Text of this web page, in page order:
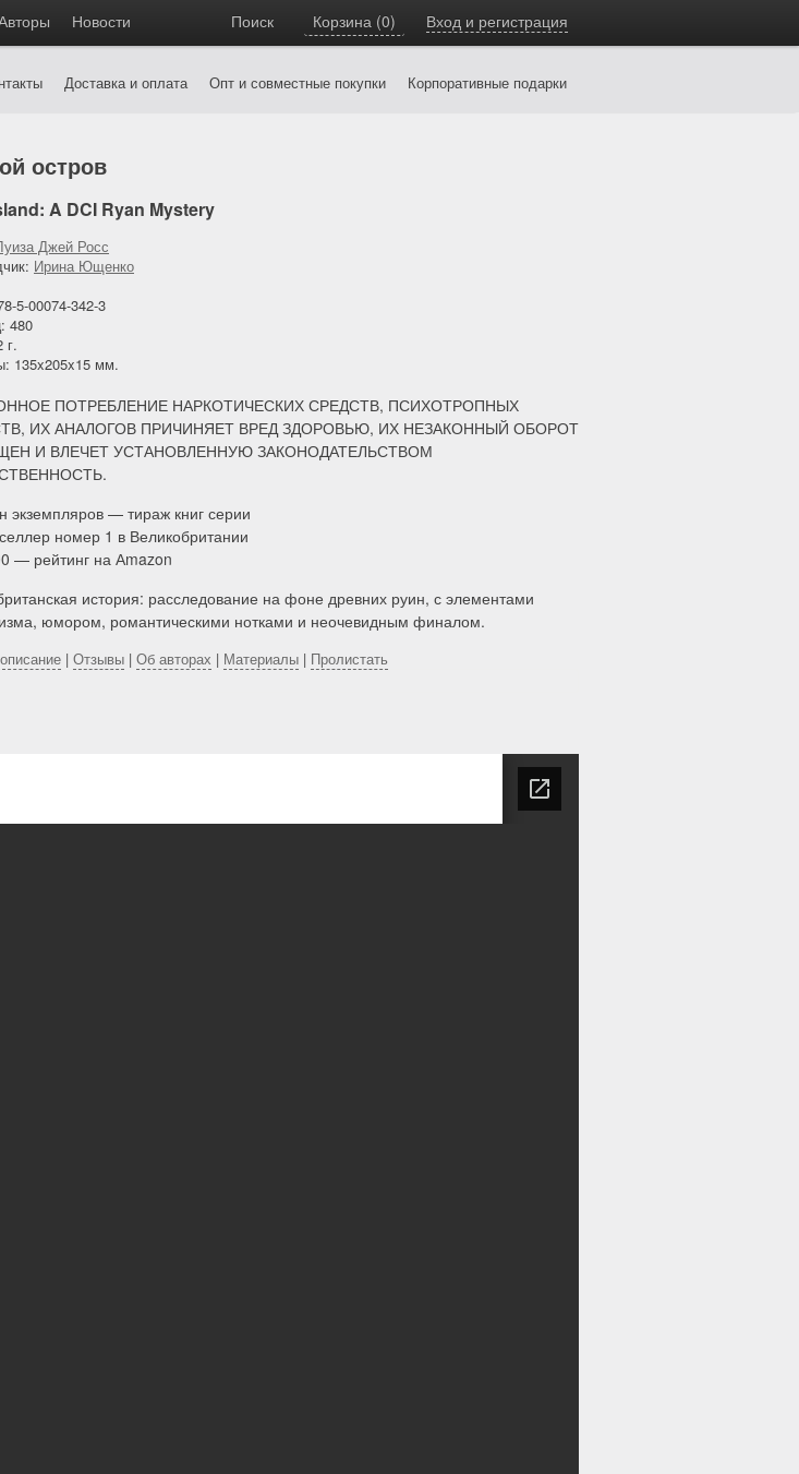
Новости Поиск Корзина (0) Вход и регистрация
Корпоративные подарки
Опт и совместные покупки
Доставка и оплата
остров
A DCI Ryan Mystery
Джей Росс
Ирина Ющенко
5-00074-342-3
480
г.
135x205x15 мм.
ПОТРЕБЛЕНИЕ НАРКОТИЧЕСКИХ СРЕДСТВ, ПСИХОТРОПНЫХ
ИХ АНАЛОГОВ ПРИЧИНЯЕТ ВРЕД ЗДОРОВЬЮ, ИХ НЕЗАКОННЫЙ ОБОРОТ
И ВЛЕЧЕТ УСТАНОВЛЕННУЮ ЗАКОНОДАТЕЛЬСТВОМ
— тираж книг серии
номер 1 в Великобритании
— рейтинг на Аmazon
история: расследование на фоне древних руин, с элементами
юмором, романтическими нотками и неочевидным финалом.
| Отзывы | Об авторах | Материалы | Пролистать